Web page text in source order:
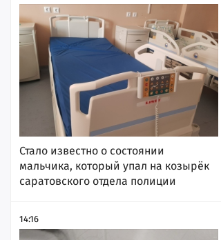
Стало известно о состоянии
мальчика, который упал на козырёк
саратовского отдела полиции
14:16